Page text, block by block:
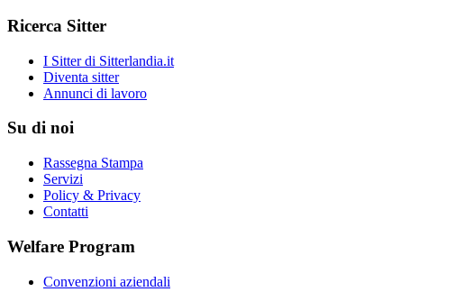
Ricerca Sitter
I Sitter di Sitterlandia.it
Diventa sitter
Annunci di lavoro
Su di noi
Rassegna Stampa
Servizi
Policy & Privacy
Contatti
Welfare Program
Convenzioni aziendali